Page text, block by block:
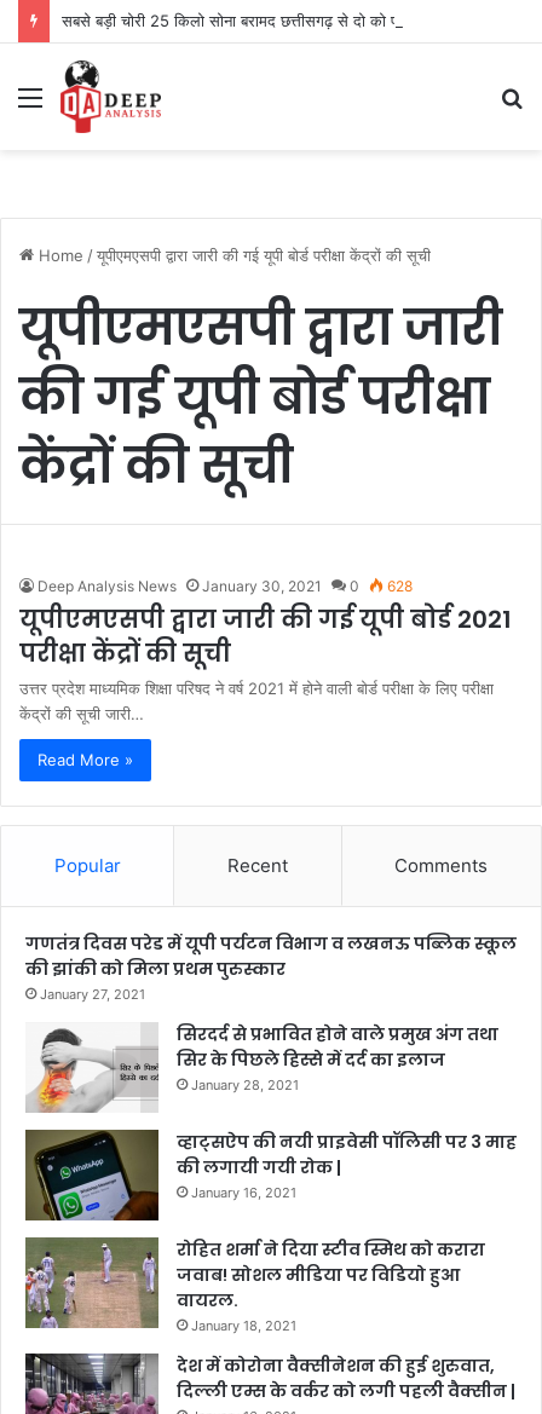
सबसे बड़ी चोरी 25 किलो सोना बरामद छत्तीसगढ़ से दो को पकड़ा
Menu
Home /यूपीएमएसपी द्वारा जारी की गई यूपी बोर्ड परीक्षा केंद्रों की सूची
यूपीएमएसपी द्वारा जारी
की गई यूपी बोर्ड परीक्षा
केंद्रों की सूची
Deep Analysis News January 30, 2021 0 628
यूपीएमएसपी द्वारा जारी की गई यूपी बोर्ड 2021
परीक्षा केंद्रों की सूची
उत्तर प्रदेश माध्यमिक शिक्षा परिषद ने वर्ष 2021 में होने वाली बोर्ड परीक्षा के लिए परीक्षा
केंद्रों की सूची जारी…
Read More »
Popular Recent Comments
गणतंत्र दिवस परेड में यूपी पर्यटन विभाग व लखनऊ पब्लिक स्कूल
की झांकी को मिला प्रथम पुरुस्कार
January 27, 2021
सिरदर्द से प्रभावित होने वाले प्रमुख अंग तथा
सिर के पिछले हिस्से में दर्द का इलाज
January 28, 2021
व्हाट्सऐप की नयी प्राइवेसी पॉलिसी पर 3 माह
की लगायी गयी रोक |
January 16, 2021
रोहित शर्मा ने दिया स्टीव स्मिथ को करारा
जवाब! सोशल मीडिया पर विडियो हुआ
वायरल.
January 18, 2021
देश में कोरोना वैक्सीनेशन की हुई शुरुवात,
दिल्ली एम्स के वर्कर को लगी पहली वैक्सीन |